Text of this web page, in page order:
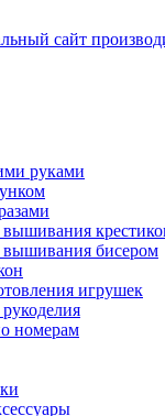
сайт
руками
бисером
игрушек
номерам